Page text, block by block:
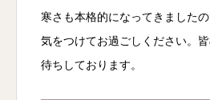
寒さも本格的になってきました
気をつけてお過ごしください。
待ちしております。